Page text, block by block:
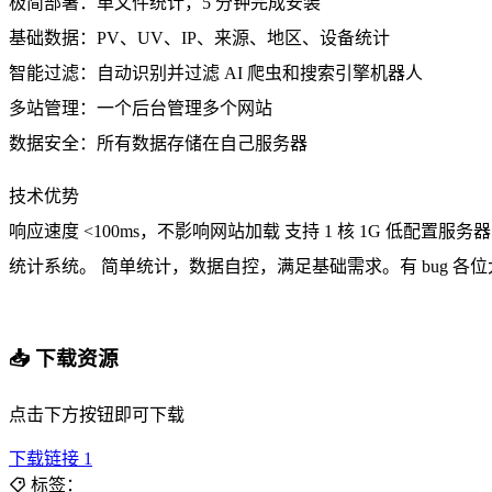
基础数据：PV、UV、IP、来源、地区、设备统计
智能过滤：自动识别并过滤 AI 爬虫和搜索引擎机器人
多站管理：一个后台管理多个网站
数据安全：所有数据存储在自己服务器
技术优势
响应速度 <100ms，不影响网站加载 支持 1 核 1G 低配置服
统计系统。 简单统计，数据自控，满足基础需求。有 bug 各
📥 下载资源
点击下方按钮即可下载
下载链接 1
标签：